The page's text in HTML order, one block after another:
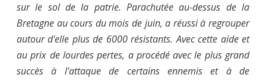
sur le sol de la patrie. Parachutée au-dessus de la
Bretagne au cours du mois de juin, a réussi à regrouper
autour d'elle plus de 6000 résistants. Avec cette aide et
au prix de lourdes pertes, a procédé avec le plus grand
succès à l'attaque de certains ennemis et à de